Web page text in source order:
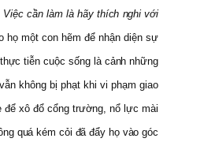
Việc cần làm là hãy thích nghi với
họ một con hẽm để nhận diện sự
tiễn cuộc sống là cảnh những
không bị phạt khi vi phạm giao
để xô đổ cổng trường, nổ lực mài
quá kém cỏi đã đẩy họ vào góc